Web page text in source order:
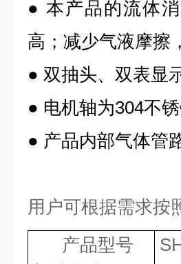
●本产品的流体
高；减少气液摩擦
● 双抽头、双表显
● 电机轴为304不
● 产品内部气体管
用户可根据需求按
产品型号